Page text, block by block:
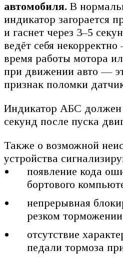
автомобиля. В
индикатор загорается
и гаснет через 3–5
ведёт себя
время работы мотора
при движении авто —
признак поломки
Индикатор АБС должен
секунд после пуска
Также о возможной
устройства
появление кода
бортового
непрерывная
резком
отсутствие
педали тормоза